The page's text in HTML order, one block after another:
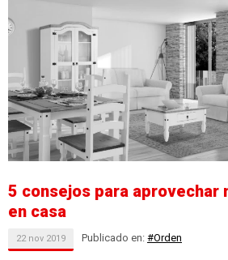
5 consejos para aprovechar
en casa
22 nov 2019 Publicado en: #Orden